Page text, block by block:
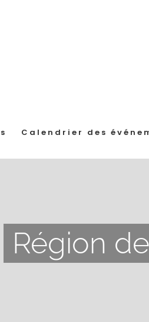
Calendrier des
Région